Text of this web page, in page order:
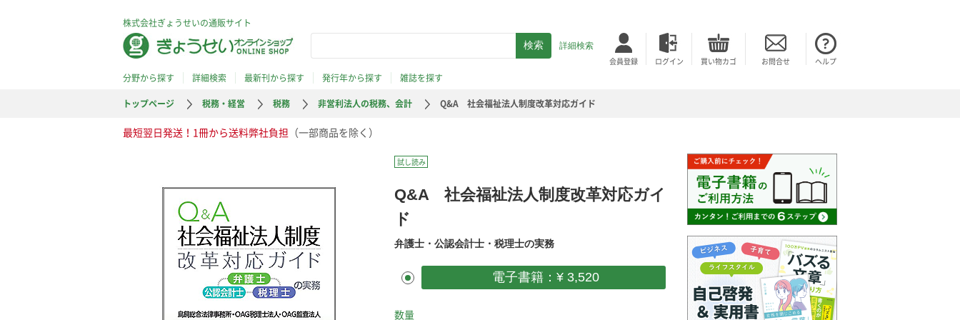
株式会社ぎょうせいの通販サイト
詳細検索
会員登録 ログイン 買い物カゴ お問合せ ヘルプ
分野から探す 詳細検索 最新刊から探す 発行年から探す
雑誌を探す
トップページ
税務・経営 税務 非営利法人の税務、会計 Q&A 社会福祉法人制度改革対応ガイド
最短翌日発送！1冊から送料弊社負担 （一部商品を除く）
試し読み
Q&A 社会福祉法人制度改革対応ガイ
ド
弁護士・公認会計士・税理士の実務
電子書籍：¥ 3,520
数量